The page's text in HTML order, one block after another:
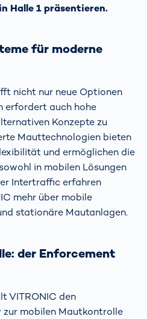
Halle 1 präsentieren.
für moderne
nicht nur neue Optionen
erfordert auch hohe
Konzepte zu
Mauttechnologien bieten
und ermöglichen die
in mobilen Lösungen
Intertraffic erfahren
mehr über mobile
stationäre Mautanlagen.
der Enforcement
VITRONIC den
zur mobilen Mautkontrolle